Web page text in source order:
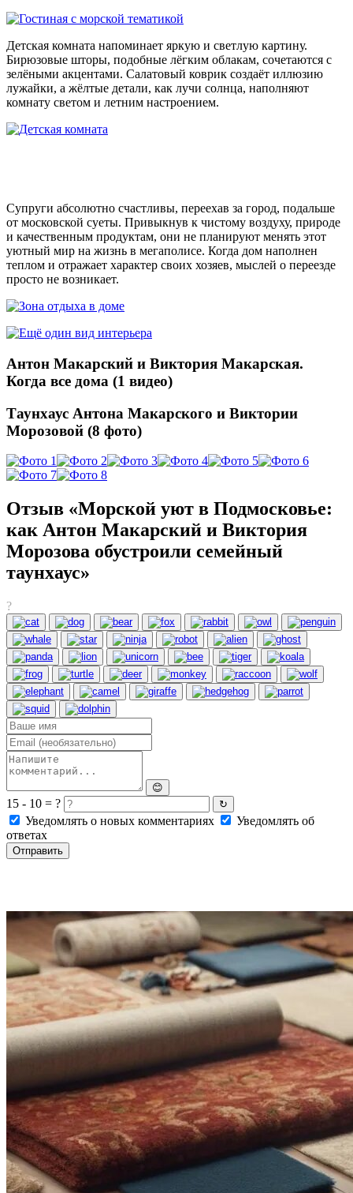
Детская комната напоминает яркую и светлую картину.
Бирюзовые шторы, подобные лёгким облакам, сочетаются с
зелёными акцентами. Салатовый коврик создаёт иллюзию
лужайки, а жёлтые детали, как лучи солнца, наполняют
комнату светом и летним настроением.
Супруги абсолютно счастливы, переехав за город, подальше
от московской суеты. Привыкнув к чистому воздуху, природе
и качественным продуктам, они не планируют менять этот
уютный мир на жизнь в мегаполисе. Когда дом наполнен
теплом и отражает характер своих хозяев, мыслей о переезде
просто не возникает.
Антон Макарский и Виктория Макарская.
Когда все дома (1 видео)
Таунхаус Антона Макарского и Виктории
Морозовой (8 фото)
Отзыв «Морской уют в Подмосковье:
как Антон Макарский и Виктория
Морозова обустроили семейный
таунхаус»
?
😊
15 - 10 = ? ↻
Уведомлять о новых комментариях
Уведомлять об
ответах
Отправить